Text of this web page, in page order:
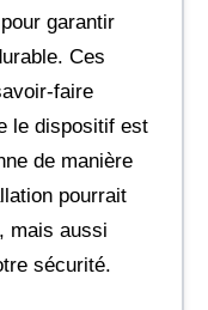
garantir
Ces
faire
le dispositif est
de manière
pourrait
mais aussi
sécurité.